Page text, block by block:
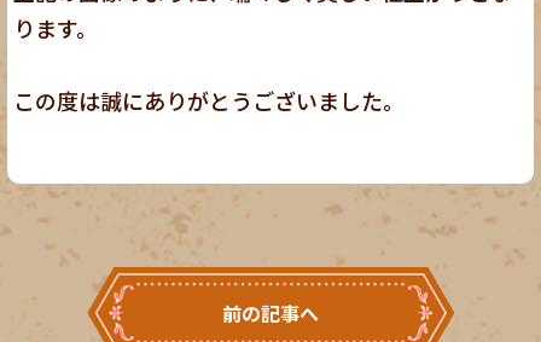
ります。
この度は誠にありがとうございました。
前の記事へ